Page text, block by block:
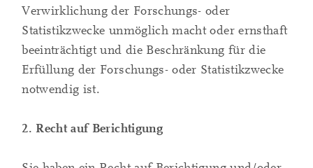
Verwirklichung der Forschungs- oder
Statistikzwecke unmöglich macht oder ernsthaft
beeinträchtigt und die Beschränkung für die
Erfüllung der Forschungs- oder Statistikzwecke
notwendig ist.
2. Recht auf Berichtigung